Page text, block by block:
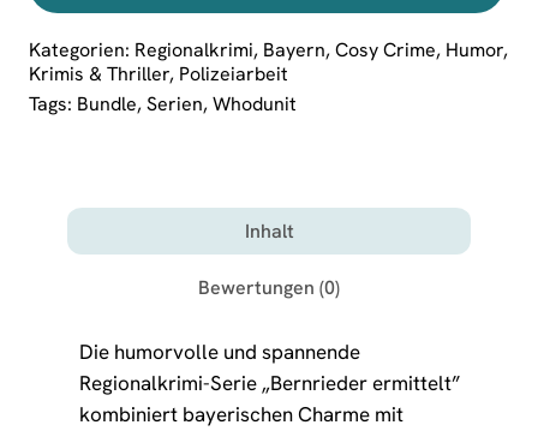
Kategorien: Regionalkrimi, Bayern, Cosy Crime, Humor,
Krimis & Thriller, Polizeiarbeit
Tags: Bundle, Serien, Whodunit
Inhalt
Bewertungen (0)
Die humorvolle und spannende
Regionalkrimi-Serie „Bernrieder ermittelt”
kombiniert bayerischen Charme mit